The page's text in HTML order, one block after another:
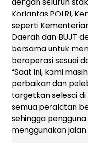
Korlantas POLRI,
seperti
Daerah dan BUJT
bersama untuk
beroperasi sesuai
“Saat ini, kami
perbaikan dan
targetkan selesai di
semua peralatan
sehingga
menggunakan